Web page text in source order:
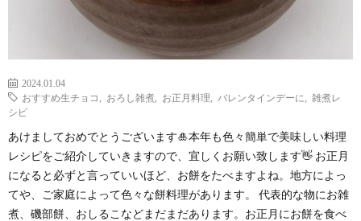
2024.01.04
おすすめ生チョコ
おろし雑煮 お正月料理 バレンタインデーに
雑煮レ
シピ
あけましておめでとうございます🎍本年も色々簡単で美味しい料理
レシピをご紹介していきますので、宜しくお願い致します👋 お正月
になると必ずと言っていいほど、お餅をたべますよね。地方によっ
てや、ご家庭によって色々な餅料理があります。 代表的な物にお雑
煮、磯部餅、おしるこなどまだまだあります。お正月にお餅を食べ